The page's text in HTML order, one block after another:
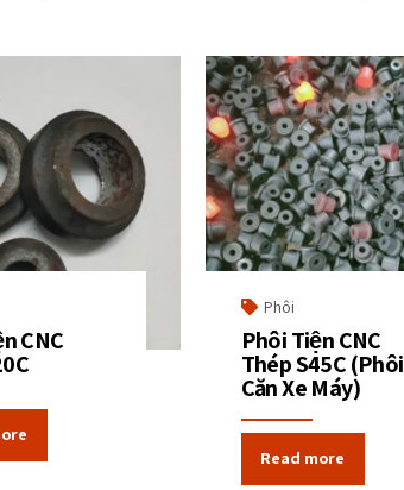
CNC
Phôi
Phôi Tiện CNC
Thép S45C (Phôi
Căn Xe Máy)
Read more